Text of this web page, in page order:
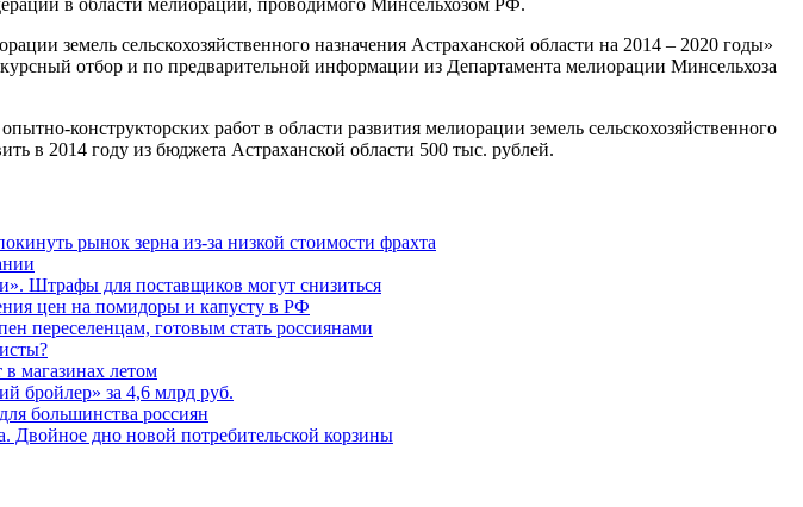
земель сельскохозяйственного назначения Астраханской области на 2014 – 2020 годы»
отбор и по предварительной информации из Департамента мелиорации Минсельхоза
конструкторских работ в области развития мелиорации земель сельскохозяйственного
в 2014 году из бюджета Астраханской области 500 тыс. рублей.
рынок зерна из-за низкой стоимости фрахта
Штрафы для поставщиков могут снизиться
цен на помидоры и капусту в РФ
переселенцам, готовым стать россиянами
магазинах летом
бройлер» за 4,6 млрд руб.
большинства россиян
Двойное дно новой потребительской корзины